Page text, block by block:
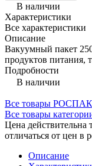
В наличии
Характеристики
Все характеристики
Описание
Вакуумный пакет
продуктов питания,
Подробности
В наличии
Все товары РОСПАК
Все товары
Цена действительна
отличаться от цен в
Описание